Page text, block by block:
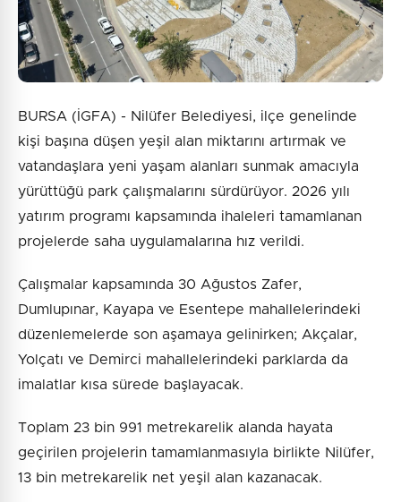
BURSA (İGFA) - Nilüfer Belediyesi, ilçe genelinde
kişi başına düşen yeşil alan miktarını artırmak ve
vatandaşlara yeni yaşam alanları sunmak amacıyla
yürüttüğü park çalışmalarını sürdürüyor. 2026 yılı
yatırım programı kapsamında ihaleleri tamamlanan
projelerde saha uygulamalarına hız verildi.
Çalışmalar kapsamında 30 Ağustos Zafer,
Dumlupınar, Kayapa ve Esentepe mahallelerindeki
düzenlemelerde son aşamaya gelinirken; Akçalar,
Yolçatı ve Demirci mahallelerindeki parklarda da
imalatlar kısa sürede başlayacak.
Toplam 23 bin 991 metrekarelik alanda hayata
geçirilen projelerin tamamlanmasıyla birlikte Nilüfer,
13 bin metrekarelik net yeşil alan kazanacak.